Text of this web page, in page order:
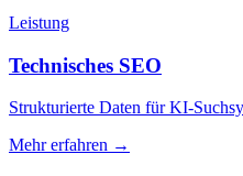
Leistung
Technisches SEO
Strukturierte Daten für KI-
Mehr erfahren →